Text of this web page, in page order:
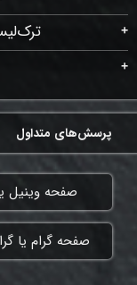
پرسش‌های متداول
​صفحه وینیل
​صفحه گرام یا